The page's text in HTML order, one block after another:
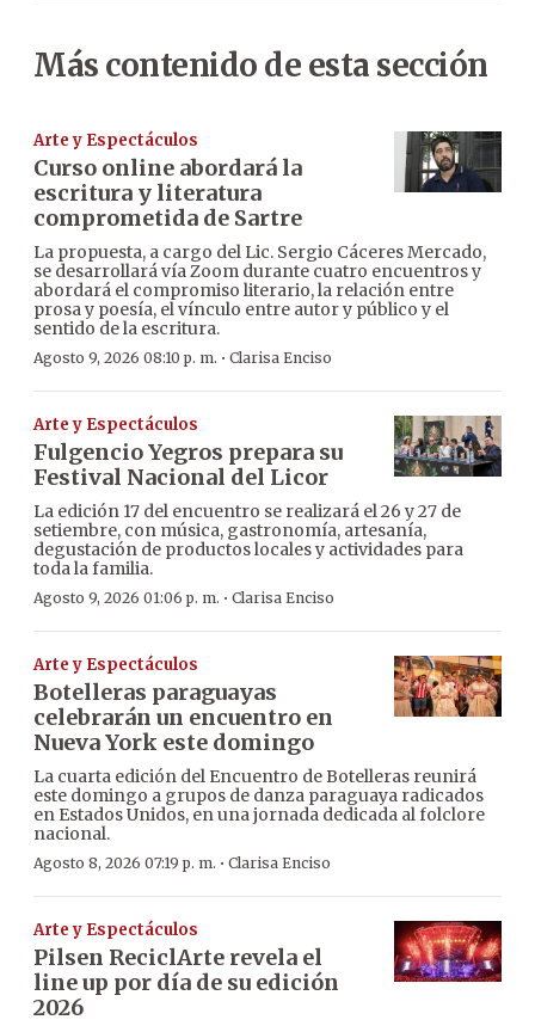
Más contenido de esta sección
Arte y Espectáculos
Curso online abordará la
escritura y literatura
comprometida de Sartre
La propuesta, a cargo del Lic. Sergio Cáceres Mercado,
se desarrollará vía Zoom durante cuatro encuentros y
abordará el compromiso literario, la relación entre
prosa y poesía, el vínculo entre autor y público y el
sentido de la escritura.
Agosto 9, 2026 08:10 p. m. · Clarisa Enciso
Arte y Espectáculos
Fulgencio Yegros prepara su
Festival Nacional del Licor
La edición 17 del encuentro se realizará el 26 y 27 de
setiembre, con música, gastronomía, artesanía,
degustación de productos locales y actividades para
toda la familia.
Agosto 9, 2026 01:06 p. m. · Clarisa Enciso
Arte y Espectáculos
Botelleras paraguayas
celebrarán un encuentro en
Nueva York este domingo
La cuarta edición del Encuentro de Botelleras reunirá
este domingo a grupos de danza paraguaya radicados
en Estados Unidos, en una jornada dedicada al folclore
nacional.
Agosto 8, 2026 07:19 p. m. · Clarisa Enciso
Arte y Espectáculos
Pilsen ReciclArte revela el
line up por día de su edición
2026